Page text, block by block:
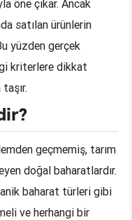
öne çıkar. Ancak
satılan ürünlerin
yüzden gerçek
kriterlere dikkat
geçmemiş, tarım
doğal baharatlardır.
baharat türleri gibi
ve herhangi bir